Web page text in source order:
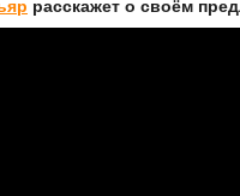
расскажет о своём